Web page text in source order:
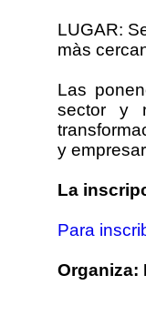
LUGAR:
màs
Las
sector y
y
La
Para
Organiza: